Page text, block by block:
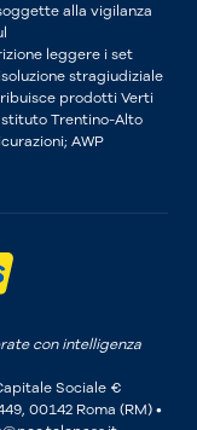
alla vigilanza
leggere i set
stragiudiziale
prodotti Verti
Istituto Trentino-Alto
AWP
con intelligenza
Sociale €
00142 Roma (RM) •